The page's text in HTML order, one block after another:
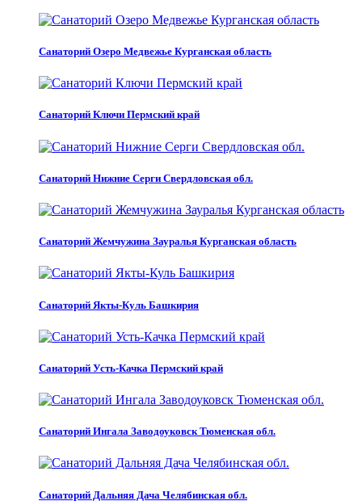
Санаторий Озеро Медвежье Курганская область
Санаторий Ключи Пермский край
Санаторий Нижние Серги Свердловская обл.
Санаторий Жемчужина Зауралья Курганская область
Санаторий Якты-Куль Башкирия
Санаторий Усть-Качка Пермский край
Санаторий Ингала Заводоуковск Тюменская обл.
Санаторий Дальняя Дача Челябинская обл.